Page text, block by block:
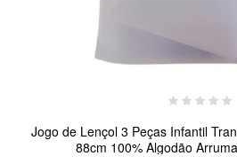
Jogo de Lençol 3 Peças Infantil
88cm 100% Algodão